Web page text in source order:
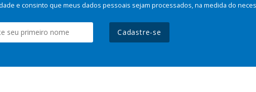
e consinto que meus dados pessoais sejam processados, na medida do
Cadastre-se